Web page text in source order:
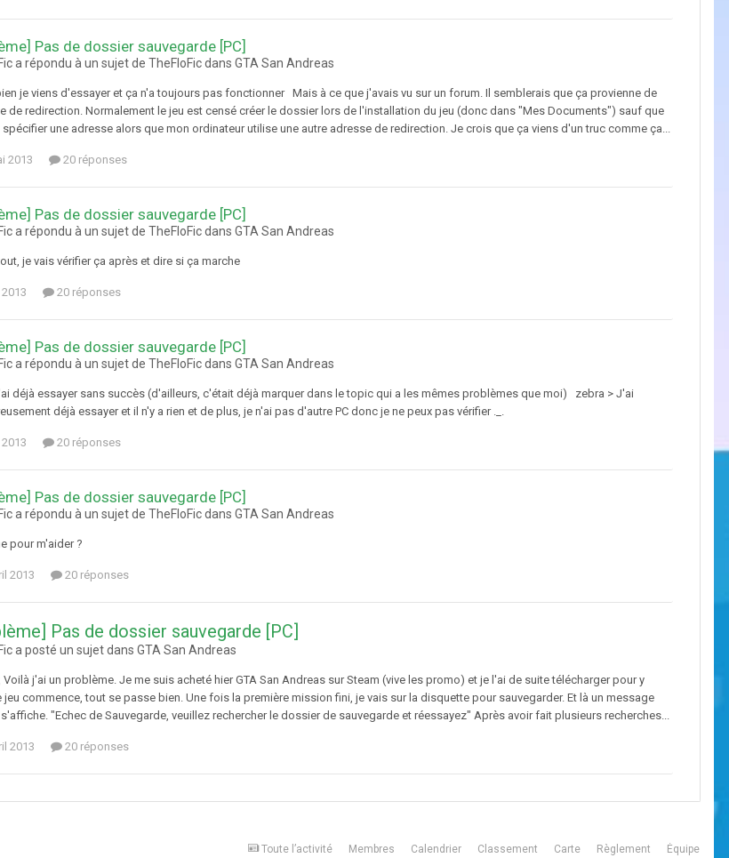
Pas de dossier sauvegarde [PC]
a répondu à un sujet de TheFloFic dans GTA San Andreas
je viens d'essayer et ça n'a toujours pas fonctionner Mais à ce que j'avais vu sur un forum. Il semblerais que ça provienne de
de redirection. Normalement le jeu est censé créer le dossier lors de l'installation du jeu (donc dans "Mes Documents") sauf que
spécifier une adresse alors que mon ordinateur utilise une autre adresse de redirection. Je crois que ça viens d'un truc comme ça...
2013 20 réponses
Pas de dossier sauvegarde [PC]
a répondu à un sujet de TheFloFic dans GTA San Andreas
je vais vérifier ça après et dire si ça marche
20 réponses
Pas de dossier sauvegarde [PC]
a répondu à un sujet de TheFloFic dans GTA San Andreas
déjà essayer sans succès (d'ailleurs, c'était déjà marquer dans le topic qui a les mêmes problèmes que moi) zebra > J'ai
déjà essayer et il n'y a rien et de plus, je n'ai pas d'autre PC donc je ne peux pas vérifier ._.
20 réponses
Pas de dossier sauvegarde [PC]
a répondu à un sujet de TheFloFic dans GTA San Andreas
pour m'aider ?
2013 20 réponses
Pas de dossier sauvegarde [PC]
a posté un sujet dans GTA San Andreas
Voilà j'ai un problème. Je me suis acheté hier GTA San Andreas sur Steam (vive les promo) et je l'ai de suite télécharger pour y
jeu commence, tout se passe bien. Une fois la première mission fini, je vais sur la disquette pour sauvegarder. Et là un message
"Echec de Sauvegarde, veuillez rechercher le dossier de sauvegarde et réessayez" Après avoir fait plusieurs recherches...
2013 20 réponses
Toute l’activité Membres Calendrier Classement Carte Règlement Équipe